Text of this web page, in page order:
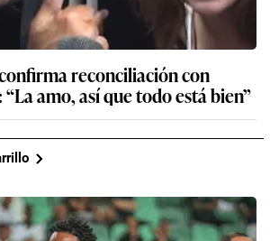
reconciliación con
amo, así que todo está bien”